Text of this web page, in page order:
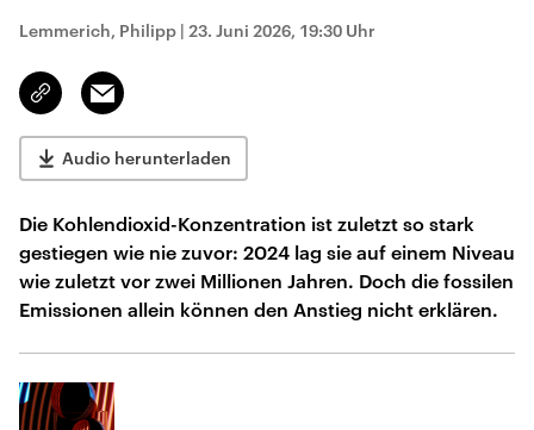
Lemmerich, Philipp | 23. Juni 2026, 19:30 Uhr
Link
kopieren/teilen
Email
Audio herunterladen
Die Kohlendioxid-Konzentration ist zuletzt so stark
gestiegen wie nie zuvor: 2024 lag sie auf einem Niveau
wie zuletzt vor zwei Millionen Jahren. Doch die fossilen
Emissionen allein können den Anstieg nicht erklären.